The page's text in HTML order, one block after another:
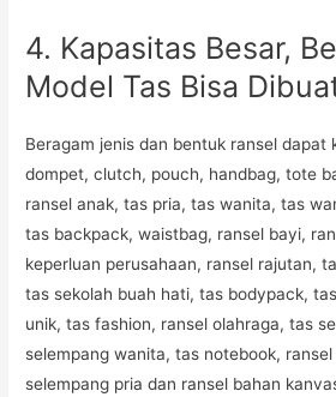
4. Kapasitas Besar,
Model Tas Bisa
Beragam jenis dan bentuk ransel dapat
dompet, clutch, pouch, handbag, tote
ransel anak, tas pria, tas wanita, tas
tas backpack, waistbag, ransel bayi,
keperluan perusahaan, ransel rajutan,
tas sekolah buah hati, tas bodypack,
unik, tas fashion, ransel olahraga, tas
selempang wanita, tas notebook,
selempang pria dan ransel bahan